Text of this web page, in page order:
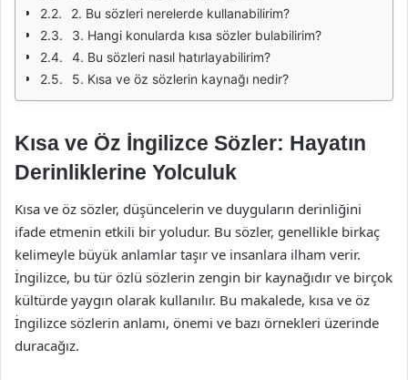
2. Bu sözleri nerelerde kullanabilirim?
3. Hangi konularda kısa sözler bulabilirim?
4. Bu sözleri nasıl hatırlayabilirim?
5. Kısa ve öz sözlerin kaynağı nedir?
Kısa ve Öz İngilizce Sözler: Hayatın
Derinliklerine Yolculuk
Kısa ve öz sözler, düşüncelerin ve duyguların derinliğini
ifade etmenin etkili bir yoludur. Bu sözler, genellikle birkaç
kelimeyle büyük anlamlar taşır ve insanlara ilham verir.
İngilizce, bu tür özlü sözlerin zengin bir kaynağıdır ve birçok
kültürde yaygın olarak kullanılır. Bu makalede, kısa ve öz
İngilizce sözlerin anlamı, önemi ve bazı örnekleri üzerinde
duracağız.